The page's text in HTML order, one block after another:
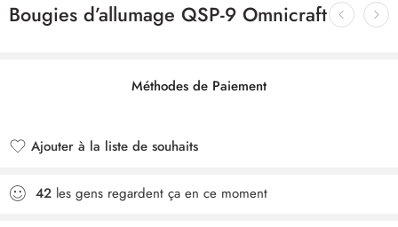
Bougies d’allumage QSP-9 Omnicraft
Méthodes de Paiement
Ajouter à la liste de souhaits
42 les gens regardent ça en ce moment